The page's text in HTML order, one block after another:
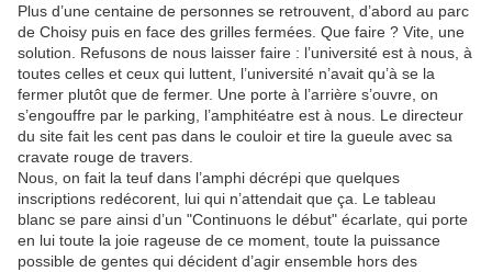
Plus d’une centaine de personnes se retrouvent, d’abord au parc
de Choisy puis en face des grilles fermées. Que faire ? Vite, une
solution. Refusons de nous laisser faire : l’université est à nous, à
toutes celles et ceux qui luttent, l’université n’avait qu’à se la
fermer plutôt que de fermer. Une porte à l’arrière s’ouvre, on
s’engouffre par le parking, l’amphitéatre est à nous. Le directeur
du site fait les cent pas dans le couloir et tire la gueule avec sa
cravate rouge de travers.
Nous, on fait la teuf dans l’amphi décrépi que quelques
inscriptions redécorent, lui qui n’attendait que ça. Le tableau
blanc se pare ainsi d’un "Continuons le début" écarlate, qui porte
en lui toute la joie rageuse de ce moment, toute la puissance
possible de gentes qui décident d’agir ensemble hors des